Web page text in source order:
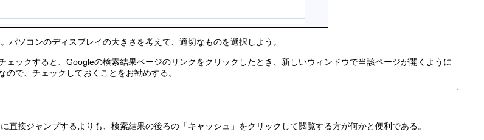
ソコンのディスプレイの大きさを考えて、適切なものを選択しよう。
ェックすると、Googleの検索結果ページのリンクをクリックしたとき、新しいウィンドウで当該ページが開くように
で、チェックしておくことをお勧めする。
↑
直接ジャンプするよりも、検索結果の後ろの「キャッシュ」をクリックして閲覧する方が何かと便利である。